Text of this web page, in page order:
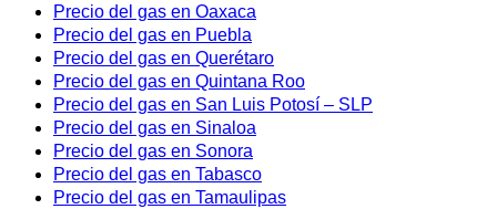
Precio del gas en Oaxaca
Precio del gas en Puebla
Precio del gas en Querétaro
Precio del gas en Quintana Roo
Precio del gas en San Luis Potosí – SLP
Precio del gas en Sinaloa
Precio del gas en Sonora
Precio del gas en Tabasco
Precio del gas en Tamaulipas